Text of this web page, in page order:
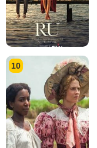
10